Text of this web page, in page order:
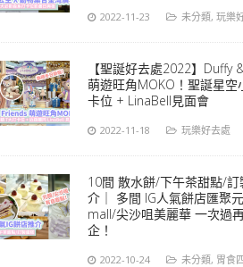
2022-11-23 未分類,玩樂
【聖誕好去處2022】Duffy
萌遊旺角MOKO！聖誕星空
卡位 + LinaBell見面會
2022-11-18 玩樂好去處
10間 散水餅/下午茶甜點/訂
介｜ 多間 IG人氣餅店匯聚
mall/尖沙咀美麗華 一次過
企！
2022-10-24 未分類, 胃食